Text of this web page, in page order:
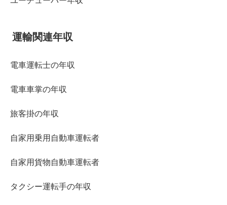
運輸関連年収
電車運転士の年収
電車車掌の年収
旅客掛の年収
自家用乗用自動車運転者
自家用貨物自動車運転者
タクシー運転手の年収